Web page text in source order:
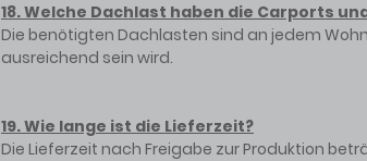
18. Welche Dachlast haben die Carports
Die benötigten Dachlasten sind an jedem
ausreichend sein wird.
19. Wie lange ist die Lieferzeit?
Die Lieferzeit nach Freigabe zur Produktion